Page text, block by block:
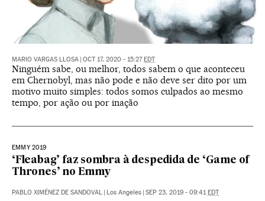
MARIO VARGAS LLOSA OCT 17, 2020 - 15:27 EDT
Ninguém sabe, ou melhor, todos sabem o que aconteceu
em Chernobyl, mas não pode e não deve ser dito por um
motivo muito simples: todos somos culpados ao mesmo
tempo, por ação ou por inação
EMMY 2019
‘Fleabag’ faz sombra à despedida de ‘Game of
Thrones’ no Emmy
PABLO XIMÉNEZ DE SANDOVAL Los Angeles SEP 23, 2019 - 09:41 EDT